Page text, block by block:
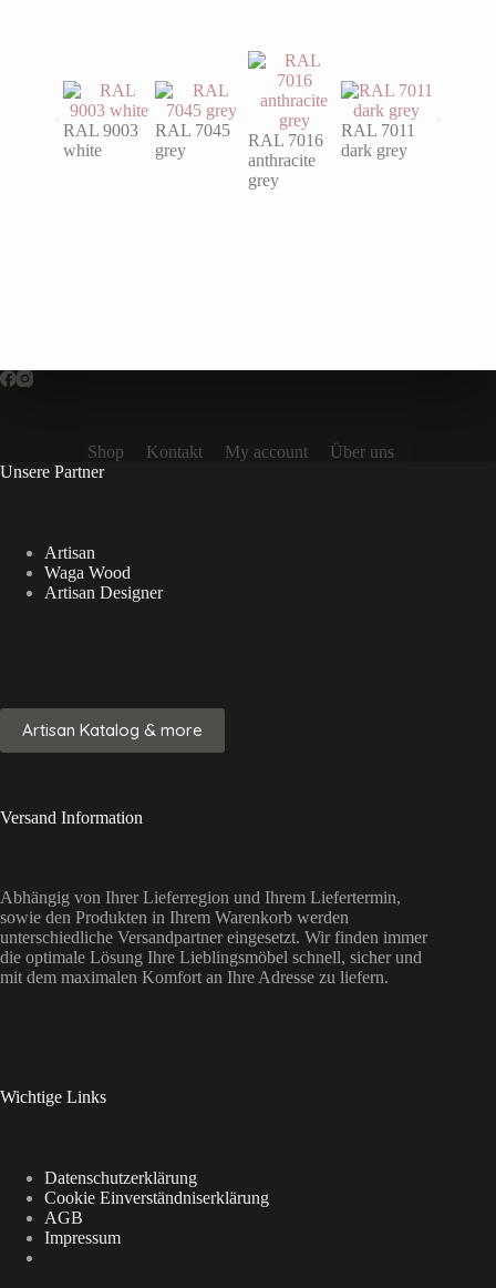
RAL 9003
white
RAL 7045
grey
RAL 7016
anthracite
grey
RAL 7011
dark grey
Shop Kontakt My account
Über uns
Unsere Partner
Artisan
Waga Wood
Artisan Designer
Artisan Katalog & more
Versand Information
Abhängig von Ihrer Lieferregion und Ihrem Liefertermin,
sowie den Produkten in Ihrem Warenkorb werden
unterschiedliche Versandpartner eingesetzt. Wir finden immer
die optimale Lösung Ihre Lieblingsmöbel schnell, sicher und
mit dem maximalen Komfort an Ihre Adresse zu liefern.
Wichtige Links
Datenschutzerklärung
Cookie Einverständniserklärung
AGB
Impressum